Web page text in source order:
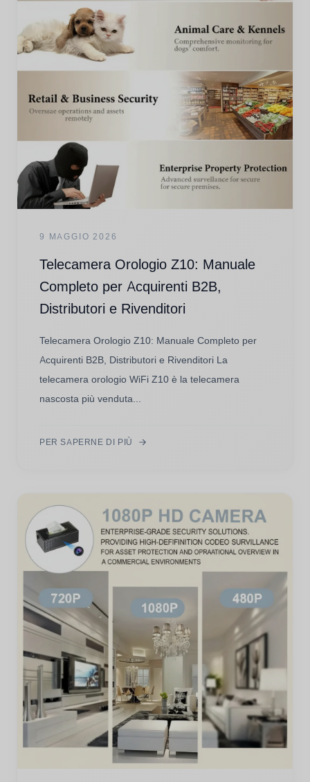
9 MAGGIO 2026
Telecamera Orologio Z10: Manuale
Completo per Acquirenti B2B,
Distributori e Rivenditori
Telecamera Orologio Z10: Manuale Completo per
Acquirenti B2B, Distributori e Rivenditori La
telecamera orologio WiFi Z10 è la telecamera
nascosta più venduta...
PER SAPERNE DI PIÙ